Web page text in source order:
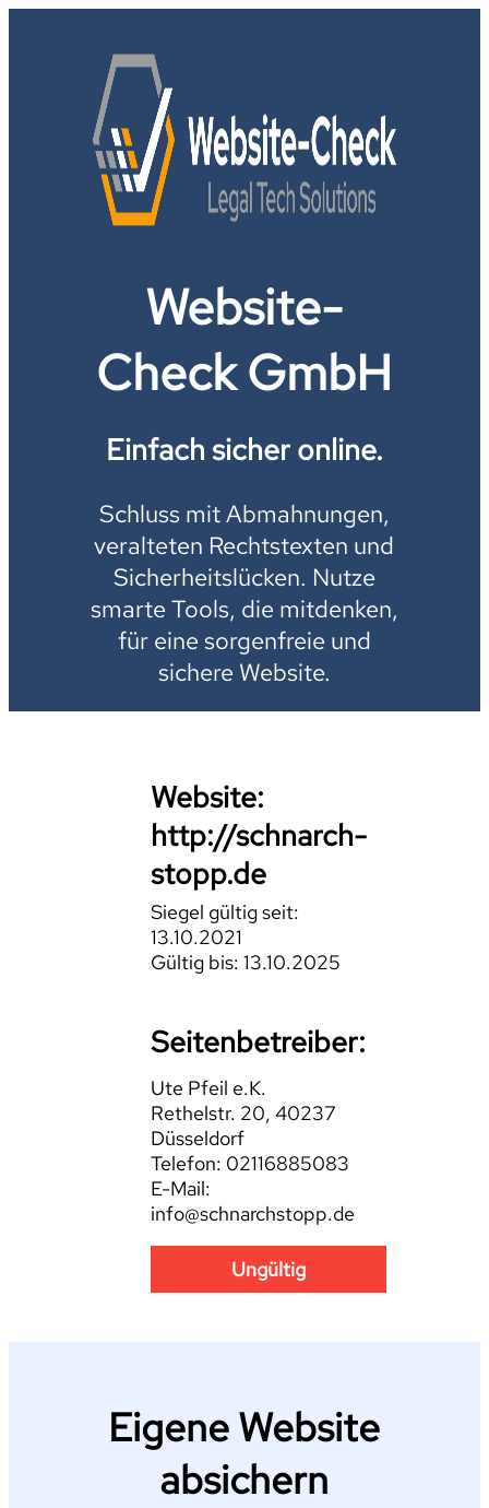
Website-
Check GmbH
Einfach sicher online.
Schluss mit Abmahnungen,
veralteten Rechtstexten und
Sicherheitslücken. Nutze
smarte Tools, die mitdenken,
für eine sorgenfreie und
sichere Website.
Website:
http://schnarch-
stopp.de
Siegel gültig seit:
13.10.2021
Gültig bis: 13.10.2025
Seitenbetreiber:
Ute Pfeil e.K.
Rethelstr. 20, 40237
Düsseldorf
Telefon: 02116885083
E-Mail:
info@schnarchstopp.de
Ungültig
Eigene Website
absichern